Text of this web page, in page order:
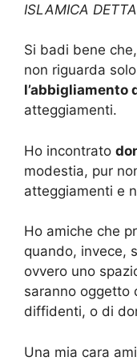
ISLAMICA
Si badi bene
non riguarda
l’abbigliamento
atteggiamenti.
Ho incontrato
modestia, pur
atteggiamenti e
Ho amiche che
quando, invece,
ovvero uno
saranno oggetto
diffidenti, o di
Una mia cara